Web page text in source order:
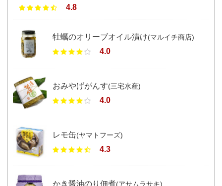
4.8
牡蠣のオリーブオイル漬け(マルイチ商店)
4.0
おみやげがんす(三宅水産)
4.0
レモ缶(ヤマトフーズ)
4.3
かき醤油のり佃煮(アサムラサキ)